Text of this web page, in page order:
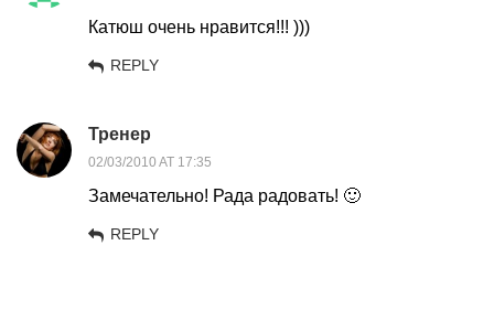
Катюш очень нравится!!! )))
REPLY
Тренер
02/03/2010 AT 17:35
Замечательно! Рада радовать! 🙂
REPLY